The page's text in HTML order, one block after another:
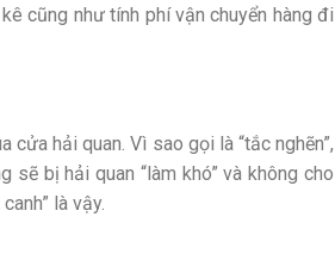
cũng như tính phí vận chuyển hàng đi
cửa hải quan. Vì sao gọi là “tắc nghẽn”,
bị hải quan “làm khó” và không cho
là vậy.